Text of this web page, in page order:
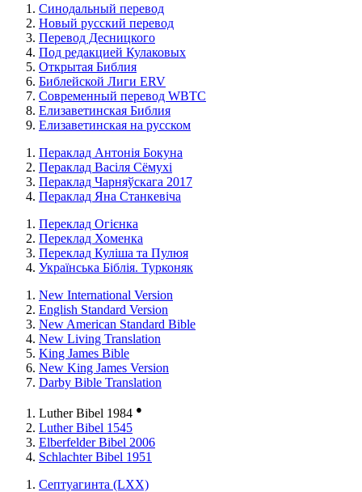
Синодальный перевод
Новый русский перевод
Перевод Десницкого
Под редакцией Кулаковых
Открытая Библия
Библейской Лиги ERV
Cовременный перевод WBTC
Елизаветинская Библия
Елизаветинская на русском
Пераклад Антонія Бокуна
Пераклад Васіля Сёмухі
Пераклад Чарняўскага 2017
Пераклад Яна Станкевіча
Переклад Огієнка
Переклад Хоменка
Переклад Куліша та Пулюя
Українська Біблія. Турконяк
New International Version
English Standard Version
New American Standard Bible
New Living Translation
King James Bible
New King James Version
Darby Bible Translation
Luther Bibel 1984 ●
Luther Bibel 1545
Elberfelder Bibel 2006
Schlachter Bibel 1951
Септуагинта (LXX)